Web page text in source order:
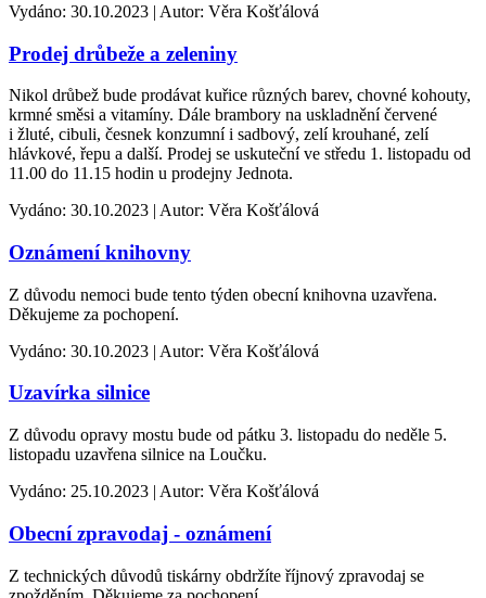
Vydáno: 30.10.2023 | Autor: Věra Košťálová
Prodej drůbeže a zeleniny
Nikol drůbež bude prodávat kuřice různých barev, chovné kohouty,
krmné směsi a vitamíny. Dále brambory na uskladnění červené
i žluté, cibuli, česnek konzumní i sadbový, zelí krouhané, zelí
hlávkové, řepu a další. Prodej se uskuteční ve středu 1. listopadu od
11.00 do 11.15 hodin u prodejny Jednota.
Vydáno: 30.10.2023 | Autor: Věra Košťálová
Oznámení knihovny
Z důvodu nemoci bude tento týden obecní knihovna uzavřena.
Děkujeme za pochopení.
Vydáno: 30.10.2023 | Autor: Věra Košťálová
Uzavírka silnice
Z důvodu opravy mostu bude od pátku 3. listopadu do neděle 5.
listopadu uzavřena silnice na Loučku.
Vydáno: 25.10.2023 | Autor: Věra Košťálová
Obecní zpravodaj - oznámení
Z technických důvodů tiskárny obdržíte říjnový zpravodaj se